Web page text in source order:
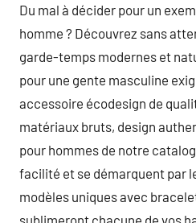
Du mal à décider pour un
homme ? Découvrez sans
garde-temps modernes et
pour une gente masculine
accessoire écodesign de
matériaux bruts, design
pour hommes de notre
facilité et se démarquent par
modèles uniques avec
sublimeront chacune de vos